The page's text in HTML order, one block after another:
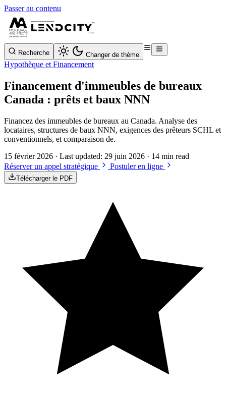
Passer au contenu
Recherche Changer de thème
Hypothèque et Financement
Financement d'immeubles de bureaux
Canada : prêts et baux NNN
Financez des immeubles de bureaux au Canada. Analyse des
locataires, structures de baux NNN, exigences des prêteurs SCHL et
conventionnels, et comparaison de.
15 février 2026 · Last updated: 29 juin 2026 · 14 min read
Réserver un appel stratégique
Postuler en ligne
Télécharger le PDF